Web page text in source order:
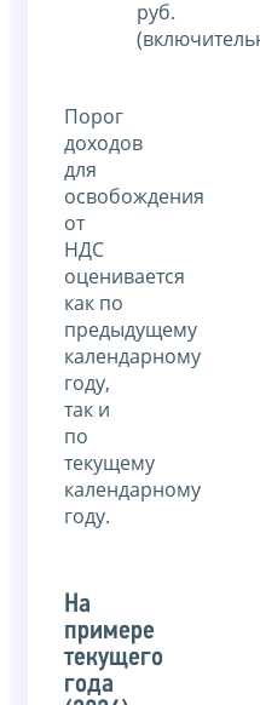
руб.
Порог
доходов
для
освобождения
от
НДС
оценивается
как по
предыдущему
календарному
году,
так и
по
текущему
календарному
году.
На
примере
текущего
года